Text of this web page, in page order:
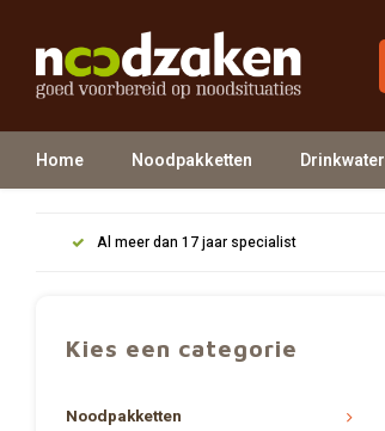
Home Noodpakketten Drinkwater
Al meer dan 17 jaar specialist
Kies een categorie
Noodpakketten